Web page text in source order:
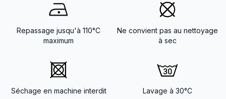
Repassage jusqu'à 110°C
maximum
Ne convient pas au nettoyage
à sec
Séchage en machine interdit Lavage à 30°C